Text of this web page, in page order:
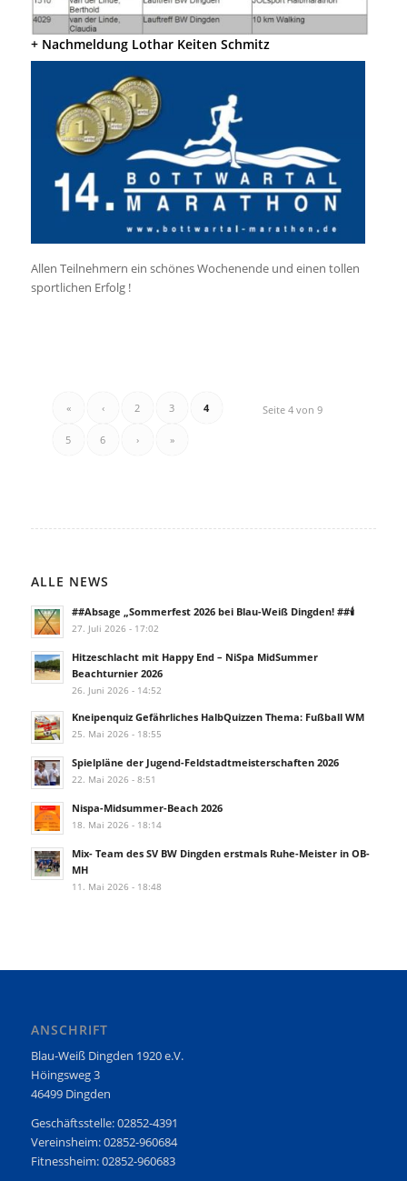
+ Nachmeldung Lothar Keiten Schmitz
Allen Teilnehmern ein schönes Wochenende und einen tollen
sportlichen Erfolg !
Seite 4 von 9
« ‹ 2 3 4
5 6 › »
ALLE NEWS
##Absage „Sommerfest 2026 bei Blau-Weiß Dingden! ##🕯️
27. Juli 2026 - 17:02
Hitzeschlacht mit Happy End – NiSpa MidSummer
Beachturnier 2026
26. Juni 2026 - 14:52
Kneipenquiz Gefährliches HalbQuizzen Thema: Fußball WM
25. Mai 2026 - 18:55
Spielpläne der Jugend-Feldstadtmeisterschaften 2026
22. Mai 2026 - 8:51
Nispa-Midsummer-Beach 2026
18. Mai 2026 - 18:14
Mix- Team des SV BW Dingden erstmals Ruhe-Meister in OB-
MH
11. Mai 2026 - 18:48
ANSCHRIFT
Blau-Weiß Dingden 1920 e.V.
Höingsweg 3
46499 Dingden
Geschäftsstelle: 02852-4391
Vereinsheim: 02852-960684
Fitnessheim: 02852-960683